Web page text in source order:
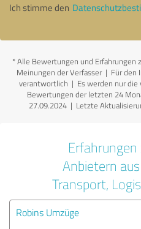
Ich stimme den
*Alle Bewertungen und Erfahrungen
Meinungen der Verfasser | Für den
verantwortlich | Es werden nur
Bewertungen der letzten 24
27.09.2024 | Letzte
Anbietern
Transport,
Robins Umzüge